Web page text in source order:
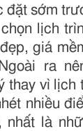
đặt sớm
lịch
giá
ra
thay vì lịch
nhiều
nhất là